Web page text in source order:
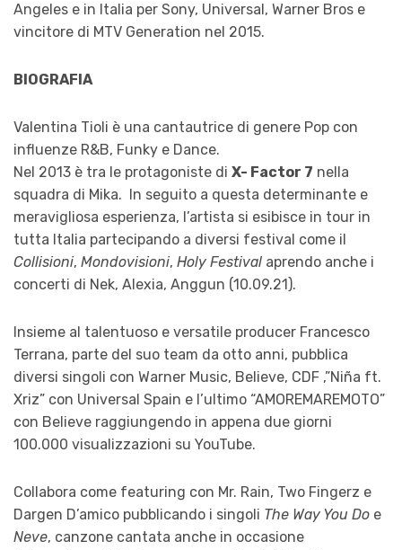
Angeles e in Italia per Sony, Universal, Warner Bros e
vincitore di MTV Generation nel 2015.
BIOGRAFIA
Valentina Tioli è una cantautrice di genere Pop con
influenze R&B, Funky e Dance.
Nel 2013 è tra le protagoniste di X- Factor 7 nella
squadra di Mika.
In seguito a questa determinante e
meravigliosa esperienza, l’artista si esibisce in tour in
tutta Italia partecipando a diversi festival come il
Collisioni, Mondovisioni, Holy Festival aprendo anche i
concerti di Nek, Alexia, Anggun (10.09.21).
Insieme al talentuoso e versatile producer Francesco
Terrana, parte del suo team da otto anni, pubblica
diversi singoli con Warner Music, Believe, CDF ,”Niña ft.
Xriz” con Universal Spain e l’ultimo “AMOREMAREMOTO”
con Believe raggiungendo in appena due giorni
100.000 visualizzazioni su YouTube.
Collabora come featuring con Mr. Rain, Two Fingerz e
Dargen D’amico pubblicando i singoli The Way You Do e
Neve, canzone cantata anche in occasione